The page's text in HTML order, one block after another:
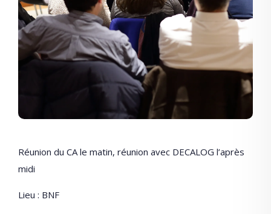
Réunion du CA le matin, réunion avec DECALOG l’après
midi
Lieu : BNF